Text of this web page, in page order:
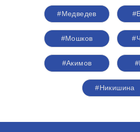
#Медведев
#Мошков
#Акимов
#Никишина